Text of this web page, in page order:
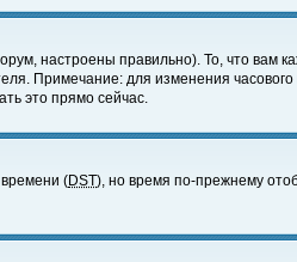
настроены правильно). То, что
Примечание: для изменения
это прямо сейчас.
(DST), но время по-прежнему